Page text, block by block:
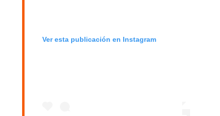
Ver esta publicación en Instagram